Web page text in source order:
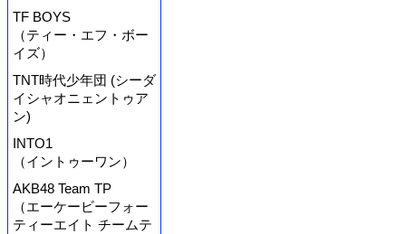
TF BOYS
（ティー・エフ・ボー
イズ）
TNT時代少年団 (シーダ
イシャオニェントゥア
ン)
INTO1
（イントゥーワン）
AKB48 Team TP
（エーケービーフォー
ティーエイト チームテ